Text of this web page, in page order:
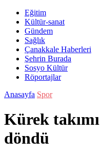
Eğitim
Kültür-sanat
Gündem
Sağlık
Çanakkale Haberleri
Şehrin Burada
Sosyo Kültür
Röportajlar
Anasayfa Spor
Kürek
döndü